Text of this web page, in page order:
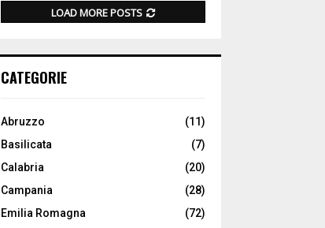
LOAD MORE POSTS
CATEGORIE
Abruzzo
(11)
Basilicata
(7)
Calabria
(20)
Campania
(28)
Emilia Romagna
(72)